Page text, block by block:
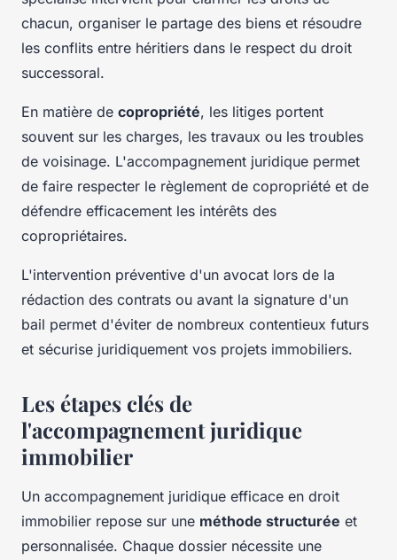
chacun, organiser le partage des biens et résoudre
les conflits entre héritiers dans le respect du droit
successoral.
En matière de copropriété, les litiges portent
souvent sur les charges, les travaux ou les troubles
de voisinage. L'accompagnement juridique permet
de faire respecter le règlement de copropriété et de
défendre efficacement les intérêts des
copropriétaires.
L'intervention préventive d'un avocat lors de la
rédaction des contrats ou avant la signature d'un
bail permet d'éviter de nombreux contentieux futurs
et sécurise juridiquement vos projets immobiliers.
Les étapes clés de
l'accompagnement juridique
immobilier
Un accompagnement juridique efficace en droit
immobilier repose sur une méthode structurée et
personnalisée. Chaque dossier nécessite une